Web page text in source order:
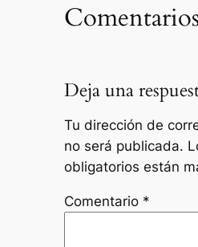
Deja una
Tu dirección de
no será publicada.
obligatorios están
Comentario *